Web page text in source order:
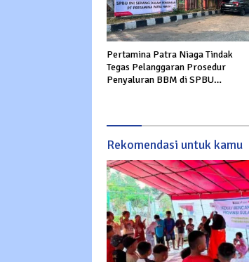
Pertamina Patra Niaga Tindak
Tegas Pelanggaran Prosedur
Penyaluran BBM di SPBU
Rekomendasi untuk kamu